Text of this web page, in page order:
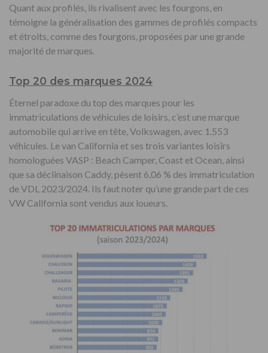
Quant aux profilés, ils rivalisent avec les fourgons, en
témoigne la généralisation des gammes de profilés compacts
et étroits, comme des fourgons, proposées par une grande
majorité de marques.
Top 20 des marques 2024
Éternel paradoxe du top des marques pour les
immatriculations de véhicules de loisirs, c’est une marque
automobile qui arrive en tête, Volkswagen, avec 1.553
véhicules. Le van California et ses trois variantes loisirs
homologuées VASP : Beach Camper, Coast et Ocean, ainsi
que sa déclinaison Caddy, pèsent 6,06 % des immatriculation
de VDL 2023/2024. Ils faut noter qu’une grande part de ces
VW California sont vendus aux loueurs.